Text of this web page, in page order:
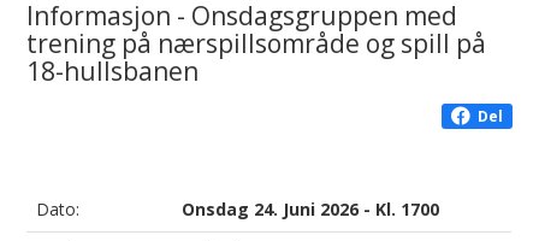
Informasjon - Onsdagsgruppen med
trening på nærspillsområde og spill på
18-hullsbanen
Del
Dato:
Onsdag 24. Juni 2026 - Kl. 1700